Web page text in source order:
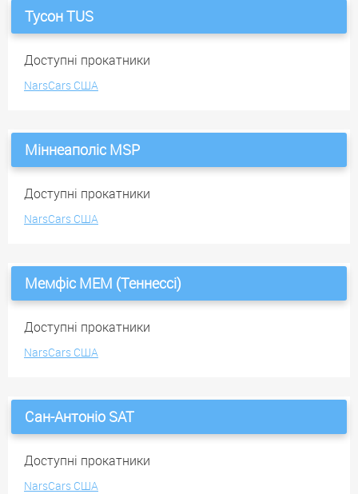
Тусон TUS
Доступні прокатники
NarsCars США
Міннеаполіс MSP
Доступні прокатники
NarsCars США
Мемфіс MEM (Теннессі)
Доступні прокатники
NarsCars США
Сан-Антоніо SAT
Доступні прокатники
NarsCars США